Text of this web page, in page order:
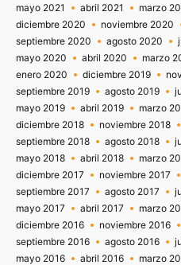
mayo 2021
abril 2021 marzo
diciembre 2020
noviembre 2020
septiembre 2020
agosto 2020
mayo 2020
abril 2020 marzo
enero 2020
diciembre 2019
septiembre 2019
agosto 2019
mayo 2019
abril 2019 marzo
diciembre 2018
noviembre 2018
septiembre 2018
agosto 2018
mayo 2018
abril 2018 marzo
diciembre 2017
noviembre 2017
septiembre 2017
agosto 2017
mayo 2017
abril 2017 marzo
diciembre 2016
noviembre 2016
septiembre 2016
agosto 2016
mayo 2016
abril 2016 marzo